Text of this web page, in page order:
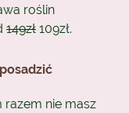
roślin
149zł 109zł.
razem nie masz